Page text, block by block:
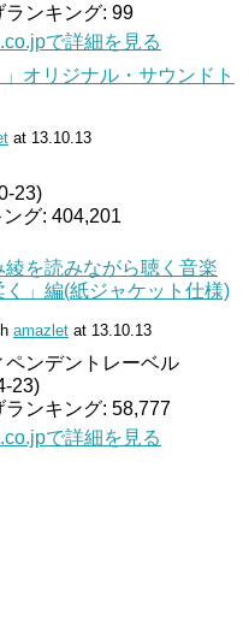
ランキング: 99
で詳細を見る
オリジナル・サウンドト
at 13.10.13
23)
グ: 404,201
綾を読みながら聴く音楽
く」編(紙ジャケット仕様)
amazlet at 13.10.13
ペンデントレーベル
23)
ランキング: 58,777
で詳細を見る